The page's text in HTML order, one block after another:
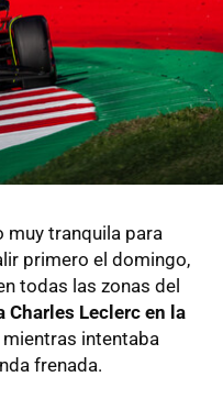
muy tranquila para
primero el domingo,
todas las zonas del
Charles Leclerc en la
intentaba
frenada.